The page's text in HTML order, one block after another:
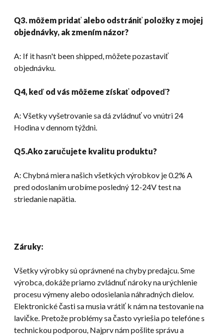
Q3. môžem pridať alebo odstrániť položky z mojej
objednávky, ak zmením názor?
A: If it hasn't been shipped , môžete pozastaviť
objednávku.
Q4, keď od vás môžeme získať odpoveď?
A: Všetky vyšetrovanie sa dá zvládnuť vo vnútri 24
Hodina v dennom týždni.
Q5.Ako zaručujete kvalitu produktu?
A: Chybná miera našich všetkých výrobkov je 0.2% A
pred odoslaním urobíme posledný 12-24V test na
striedanie napätia.
Záruky:
Všetky výrobky sú oprávnené na chyby predajcu. Sme
výrobca, dokáže priamo zvládnuť nároky na urýchlenie
procesu výmeny alebo odosielania náhradných dielov.
Elektronické časti sa musia vrátiť k nám na testovanie na
lavičke. Pretože problémy sa často vyriešia po telefóne s
technickou podporou, Najprv nám pošlite správu a